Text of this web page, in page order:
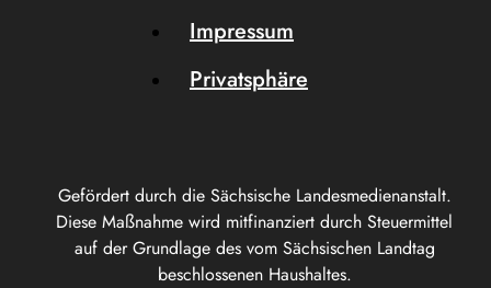
Gefördert durch die Sächsische Landesmedienanstalt.
Diese Maßnahme wird mitfinanziert durch Steuermittel
auf der Grundlage des vom Sächsischen Landtag
beschlossenen Haushaltes.
Impressum
Privatsphäre